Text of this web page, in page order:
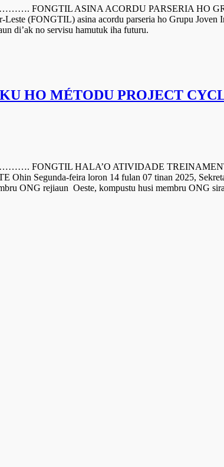
ACORDU PARSERIA HO
(FONGTIL) asina acordu parseria ho Grupu Joven
di’ak no servisu hamutuk iha futuru.
HO MÉTODU PROJECT
ATIVIDADE
Segunda-feira loron 14 fulan 07 tinan 2025,
ONG rejiaun Oeste, kompustu husi membru ONG